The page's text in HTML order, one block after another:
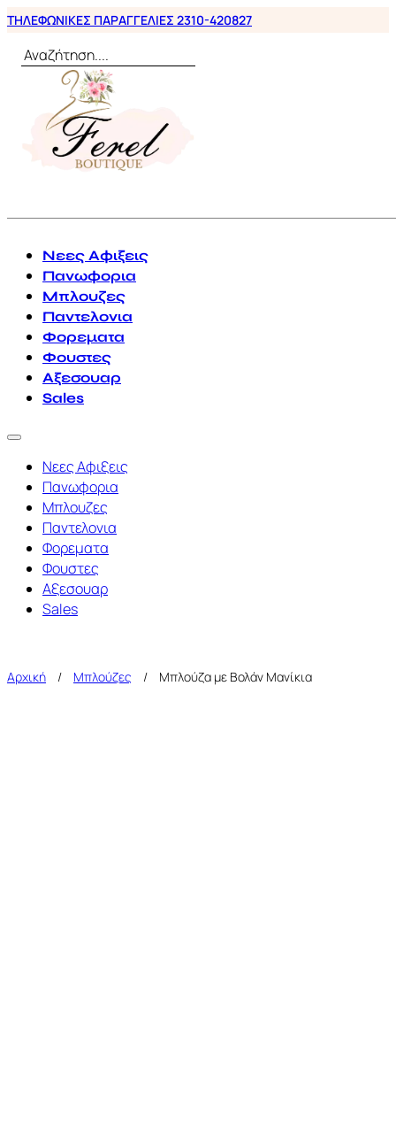
ΤΗΛΕΦΩΝΙΚΕΣ ΠΑΡΑΓΓΕΛΙΕΣ 2310-420827
Αναζήτηση
Νεες Αφιξεις
Πανωφορια
Μπλουζες
Παντελονια
Φορεματα
Φουστες
Αξεσουαρ
Sales
Νεες Αφιξεις
Πανωφορια
Μπλουζες
Παντελονια
Φορεματα
Φουστες
Αξεσουαρ
Sales
Αρχική / Μπλούζες / Μπλούζα με Βολάν Μανίκια